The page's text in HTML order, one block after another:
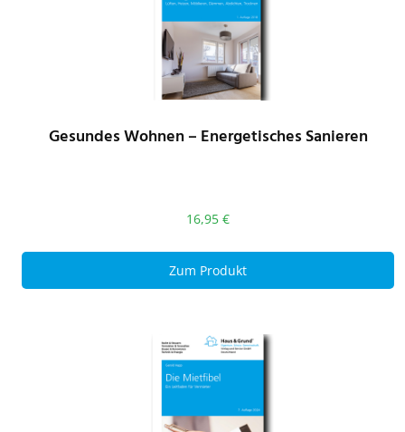
Gesundes Wohnen – Energetisches Sanieren
16,95 €
Zum Produkt